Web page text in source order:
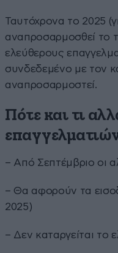
Ταυτόχρονα το 2025
αναπροσαρμοσθεί το
ελεύθερους
συνδεδεμένο με τον
αναπροσαρμοστεί.
Πότε και τι
– Από Σεπτέμβριο οι
– Θα αφορούν τα
2025)
– Δεν καταργείται το